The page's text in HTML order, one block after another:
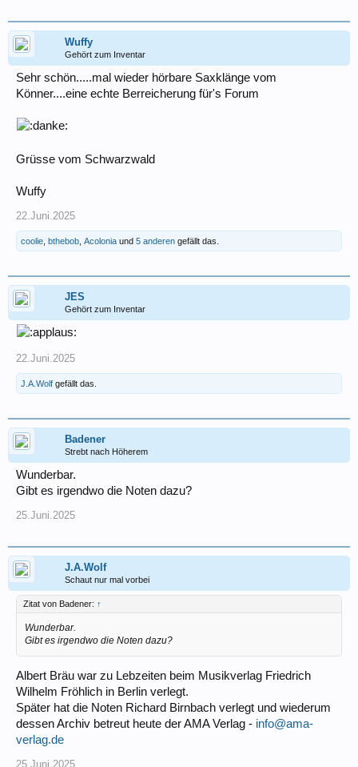
Wuffy
Gehört zum Inventar
Sehr schön.....mal wieder hörbare Saxklänge vom
Könner....eine echte Berreicherung für's Forum
Grüsse vom Schwarzwald
Wuffy
22.Juni.2025
coolie bthebob Acolonia und 5 anderen gefällt das.
JES
Gehört zum Inventar
22.Juni.2025
J.A.Wolf gefällt das.
Badener
Strebt nach Höherem
Wunderbar.
Gibt es irgendwo die Noten dazu?
25.Juni.2025
J.A.Wolf
Schaut nur mal vorbei
Zitat von Badener: ↑
Wunderbar.
Gibt es irgendwo die Noten dazu?
Albert Bräu war zu Lebzeiten beim Musikverlag Friedrich
Wilhelm Fröhlich in Berlin verlegt.
Später hat die Noten Richard Birnbach verlegt und wiederum
dessen Archiv betreut heute der AMA Verlag - info@ama-
verlag.de
25.Juni.2025